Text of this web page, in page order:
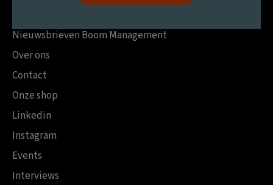
Nieuwsbrieven Boom Management
Over ons
Contact
Onze shop
Linkedin
Instagram
Events
Interviews